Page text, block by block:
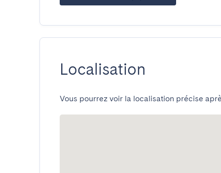
Localisation
Vous pourrez voir la localisation précise